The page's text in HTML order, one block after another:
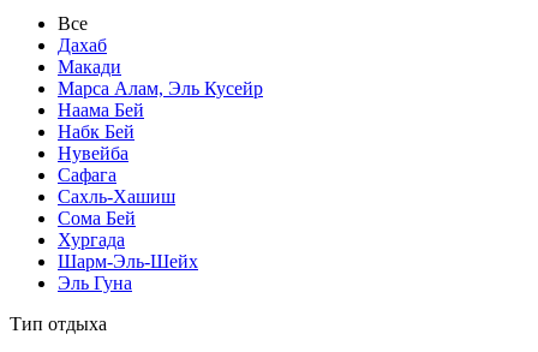
Все
Дахаб
Макади
Марса Алам, Эль Кусейр
Наама Бей
Набк Бей
Нувейба
Сафага
Сахль-Хашиш
Сома Бей
Хургада
Шарм-Эль-Шейх
Эль Гуна
Тип отдыха